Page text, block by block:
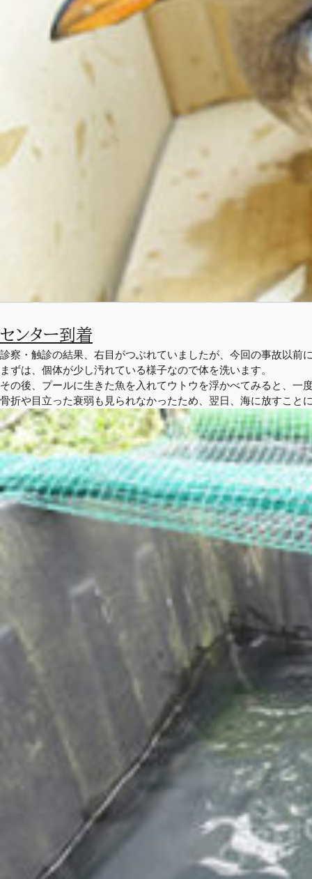
センター到着
診察・触診の結果、右目がつぶれていましたが、今回の事故以
まずは、個体が少し汚れている様子なので体を洗います。
その後、プールに生きた魚を入れてウトウを浮かべてみると、一
骨折や目立った衰弱も見られなかったため、翌日、海に放すこと